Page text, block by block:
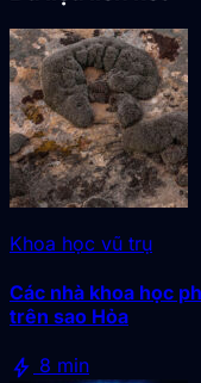
Khoa học vũ trụ
Các nhà khoa học
trên sao Hỏa
bolt 8 min